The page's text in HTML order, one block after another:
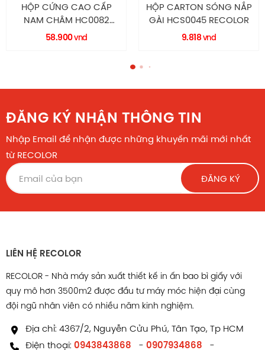
Cấu tạo thùng carton 3 lớp Sóng C
Cấu tạo bên ngoài
phẩm
HỘP CARTON SÓNG NẮP
GÀI HCS0045 RECOLOR
9.818vnd
TÚI GIẤY CÓ QUAI
TG0063 RECOLOR
3.500vnd
ĐĂNG KÝ NHẬN THÔNG TIN
Nhập Email để nhận được những khuyến mãi mới nhất
từ RECOLOR
ĐĂNG KÝ
LIÊN HỆ RECOLOR
RECOLOR - Nhà máy sản xuất thiết kế in ấn bao bì giấy với
quy mô hơn 3500m2 được đầu tư máy móc hiện đại cùng
đội ngũ nhân viên có nhiều năm kinh nghiệm.
Địa chỉ: 4367/2, Nguyễn Cửu Phú, Tân Tạo, Tp HCM
Điện thoại: 0943843868 - 0907934868
-